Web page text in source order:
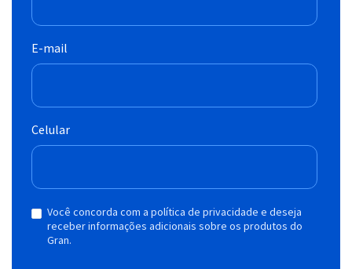
E-mail
Celular
Você concorda com a política de privacidade e deseja
receber informações adicionais sobre os produtos do
Gran.